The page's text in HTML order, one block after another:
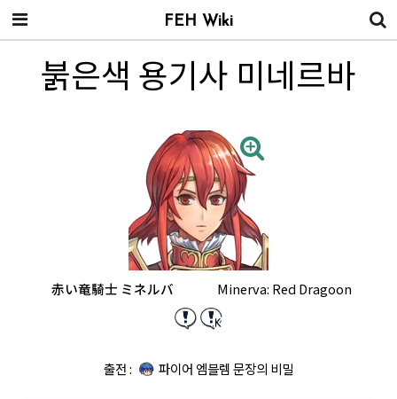
붉은색 용기사 미네르바
赤い竜騎士 ミネルバ Minerva: Red Dragoon
출전 : 파이어 엠블렘 문장의 비밀
FEH Wiki